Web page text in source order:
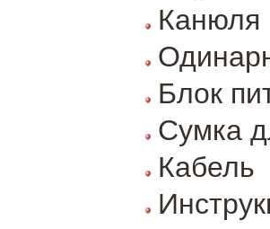
Канюля
Блок
Сумка
Кабель